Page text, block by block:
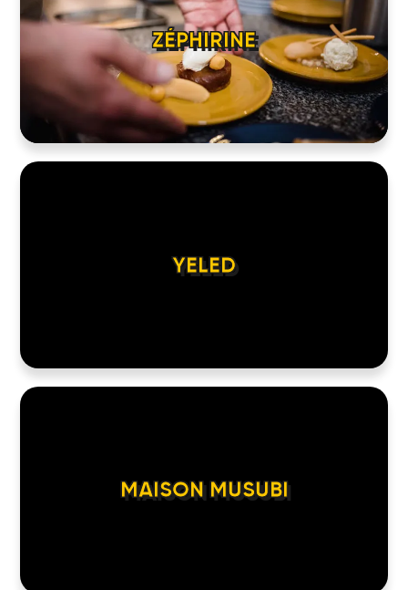
MAISON MUSUBI
YELED
ZÉPHIRINE